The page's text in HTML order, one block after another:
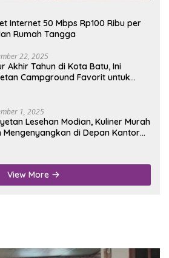
Internet 50 Mbps Rp100 Ribu per
Rumah Tangga
22, 2025
Akhir Tahun di Kota Batu, Ini
Campground Favorit untuk
1, 2025
Lesehan Modian, Kuliner Murah
Mengenyangkan di Depan Kantor
View More